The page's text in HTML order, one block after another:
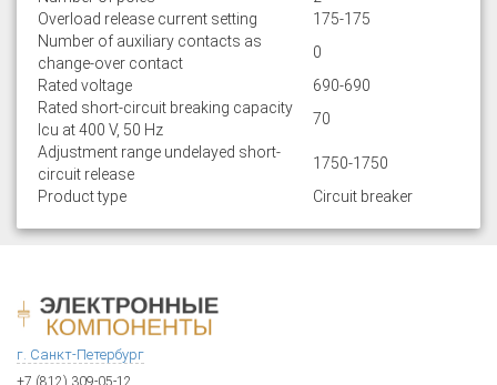
Overload release current setting
175-175
Number of auxiliary contacts as
change-over contact
0
Rated voltage
690-690
Rated short-circuit breaking capacity
lcu at 400 V, 50 Hz
70
Adjustment range undelayed short-
circuit release
1750-1750
Product type
Circuit breaker
г. Санкт-Петербург
+7 (812) 309-05-12